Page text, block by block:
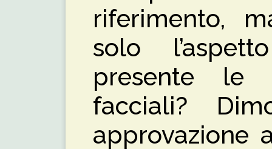
riferimento,
solo
presente le
facciali?
approvazione